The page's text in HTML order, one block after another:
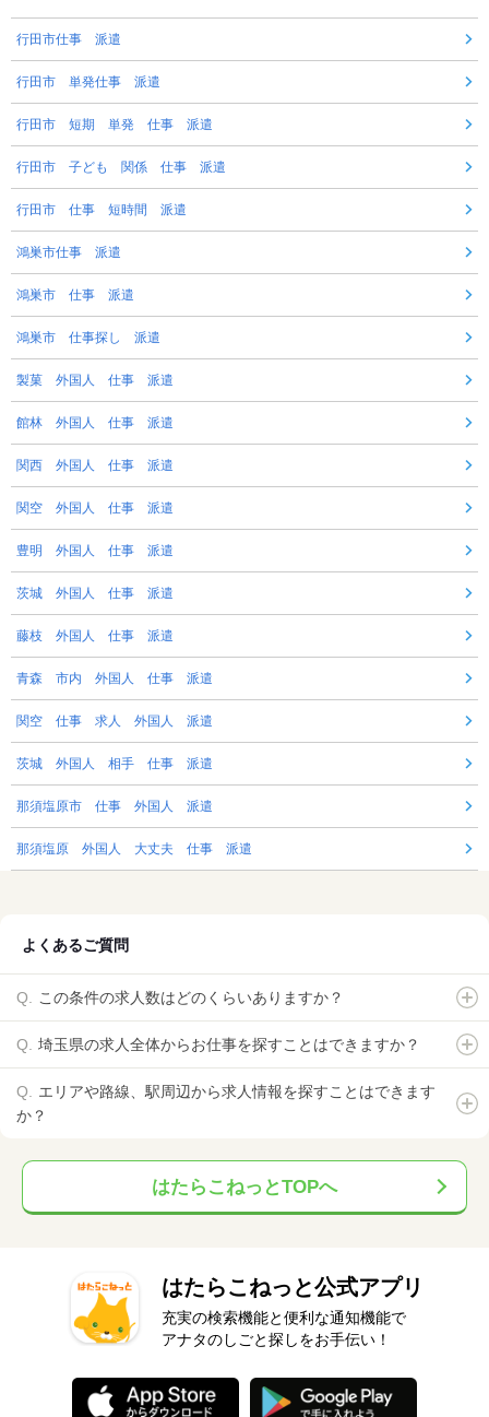
行田市仕事 派遣
行田市 単発仕事 派遣
行田市 短期 単発 仕事 派遣
行田市 子ども 関係 仕事 派遣
行田市 仕事 短時間 派遣
鴻巣市仕事 派遣
鴻巣市 仕事 派遣
鴻巣市 仕事探し 派遣
製菓 外国人 仕事 派遣
館林 外国人 仕事 派遣
関西 外国人 仕事 派遣
関空 外国人 仕事 派遣
豊明 外国人 仕事 派遣
茨城 外国人 仕事 派遣
藤枝 外国人 仕事 派遣
青森 市内 外国人 仕事 派遣
関空 仕事 求人 外国人 派遣
茨城 外国人 相手 仕事 派遣
那須塩原市 仕事 外国人 派遣
那須塩原 外国人 大丈夫 仕事 派遣
よくあるご質問
この条件の求人数はどのくらいありますか？
埼玉県の求人全体からお仕事を探すことはできますか？
エリアや路線、駅周辺から求人情報を探すことはできます
か？
はたらこねっとTOPへ
はたらこねっと公式アプリ
充実の検索機能と便利な通知機能で
アナタのしごと探しをお手伝い！